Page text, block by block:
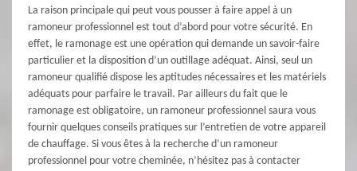
La raison principale qui peut vous pousser à faire appel à un
ramoneur professionnel est tout d’abord pour votre sécurité. En
effet, le ramonage est une opération qui demande un savoir-faire
particulier et la disposition d’un outillage adéquat. Ainsi, seul un
ramoneur qualifié dispose les aptitudes nécessaires et les matériels
adéquats pour parfaire le travail. Par ailleurs du fait que le
ramonage est obligatoire, un ramoneur professionnel saura vous
fournir quelques conseils pratiques sur l’entretien de votre appareil
de chauffage. Si vous êtes à la recherche d’un ramoneur
professionnel pour votre cheminée, n’hésitez pas à contacter